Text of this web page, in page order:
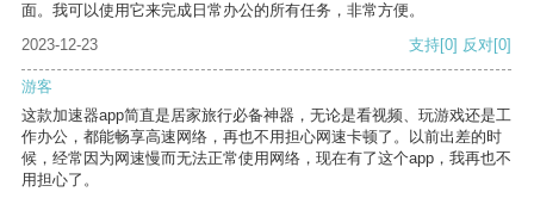
面。我可以使用它来完成日常办公的所有任务，非常方便。
2023-12-23
支持[0] 反对[0]
游客
这款加速器app简直是居家旅行必备神器，无论是看视频、玩游戏还是工
作办公，都能畅享高速网络，再也不用担心网速卡顿了。以前出差的时
候，经常因为网速慢而无法正常使用网络，现在有了这个app，我再也不
用担心了。